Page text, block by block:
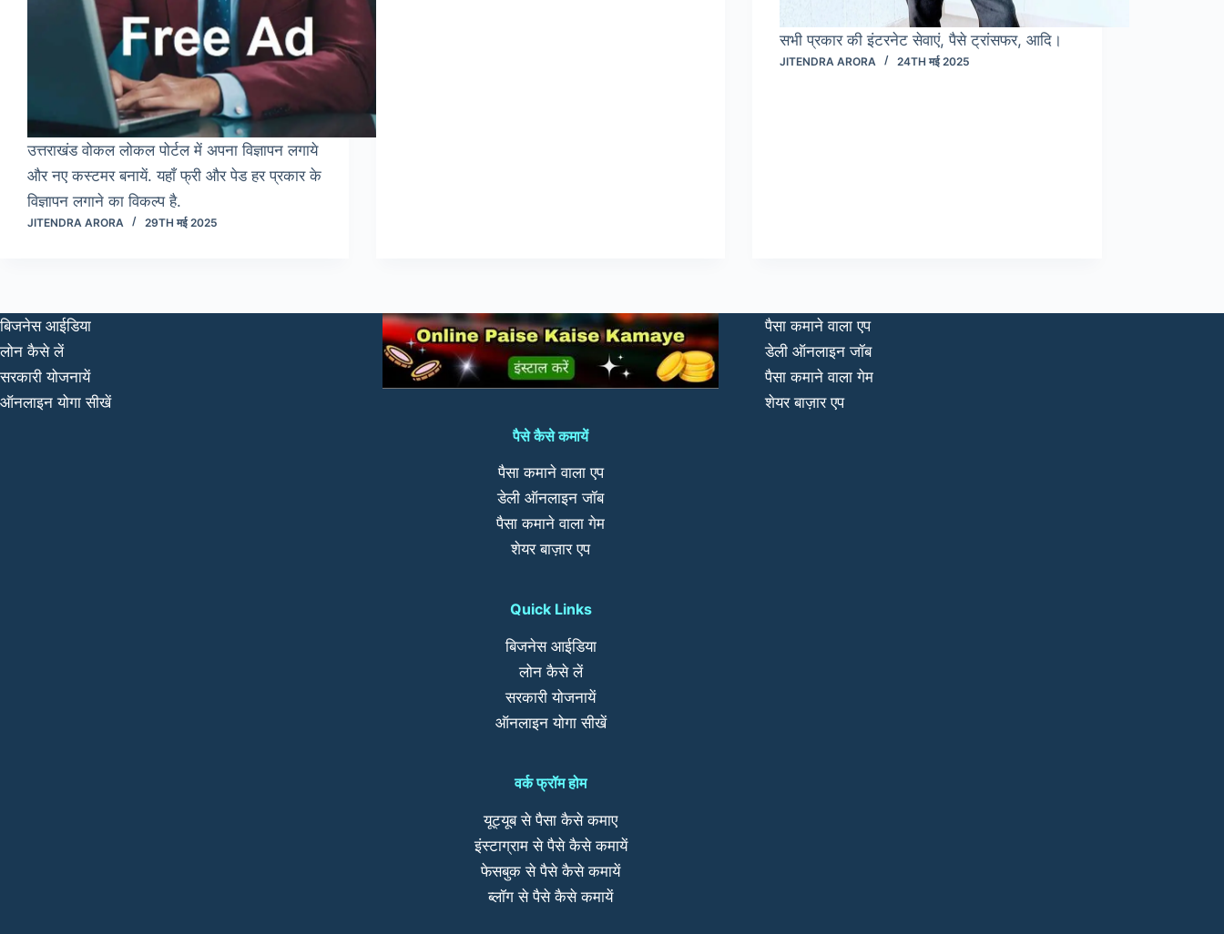
उत्तराखंड वोकल लोकल पोर्टल में अपना विज्ञापन लगाये
और नए कस्टमर बनायें. यहाँ फ्री और पेड हर प्रकार के
विज्ञापन लगाने का विकल्प है.
JITENDRA ARORA 29TH मई 2025
सभी प्रकार की इंटरनेट सेवाएं, पैसे ट्रांसफर, आदि।
JITENDRA ARORA 24TH मई 2025
बिजनेस आईडिया
लोन कैसे लें
सरकारी योजनायें
ऑनलाइन योगा सीखें
पैसे कैसे कमायें
पैसा कमाने वाला एप
डेली ऑनलाइन जॉब
पैसा कमाने वाला गेम
शेयर बाज़ार एप
Quick Links
बिजनेस आईडिया
लोन कैसे लें
सरकारी योजनायें
ऑनलाइन योगा सीखें
वर्क फ्रॉम होम
यूट्यूब से पैसा कैसे कमाए
इंस्टाग्राम से पैसे कैसे कमायें
फेसबुक से पैसे कैसे कमायें
ब्लॉग से पैसे कैसे कमायें
पैसा कमाने वाला एप
डेली ऑनलाइन जॉब
पैसा कमाने वाला गेम
शेयर बाज़ार एप